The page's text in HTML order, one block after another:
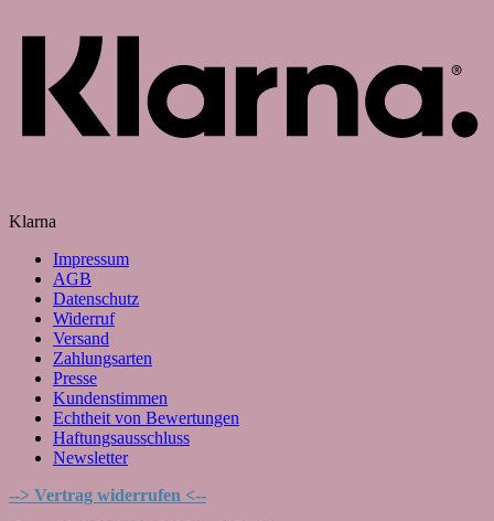
Klarna
Impressum
AGB
Datenschutz
Widerruf
Versand
Zahlungsarten
Presse
Kundenstimmen
Echtheit von Bewertungen
Haftungsausschluss
Newsletter
--> Vertrag widerrufen <--